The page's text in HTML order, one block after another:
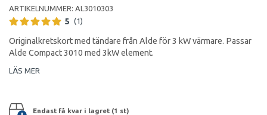
ARTIKELNUMMER: AL3010303
5 (1)
Originalkretskort med tändare från Alde för 3 kW värmare. Passar
Alde Compact 3010 med 3kW element.
LÄS MER
Endast få kvar i lagret (1 st)